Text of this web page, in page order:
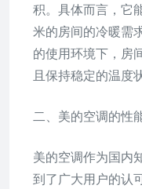
积。具体而言，它
米的房间的冷暖需
的使用环境下，房
且保持稳定的温度
二、美的空调的性
美的空调作为国内
到了广大用户的认